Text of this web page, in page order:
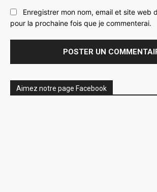
Enregistrer mon nom, email et site web
pour la prochaine fois que je commenterai.
Aimez notre page Facebook